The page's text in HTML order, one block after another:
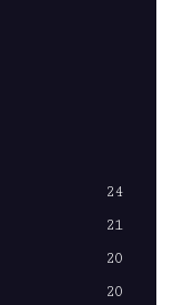
24
21
20
20